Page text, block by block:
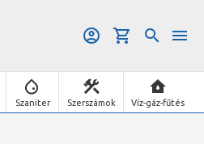
Szaniter Szerszámok Víz-gáz-fűtés